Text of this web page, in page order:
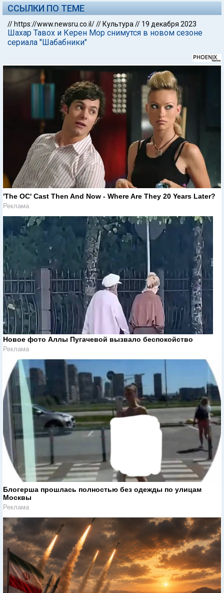
ССЫЛКИ ПО ТЕМЕ
// https://www.newsru.co.il/// Культура // 19 декабря 2023
Шахар Тавох и Керен Мор снимутся в новом сезоне
сериала "Шабабники"
'The OC' Cast Then And Now - Where Are They 20 Years Later?
Реклама
Новое фото Аллы Пугачевой вызвало беспокойство
Реклама
Блогерша прошлась полностью без одежды по улицам
Москвы
Реклама